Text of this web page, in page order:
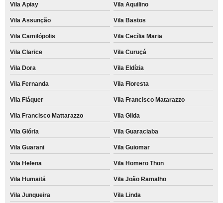
Vila Apiay Vila Aquilino
Vila Assunção Vila Bastos
Vila Camilópolis Vila Cecília Maria
Vila Clarice Vila Curuçá
Vila Dora Vila Eldízia
Vila Fernanda Vila Floresta
Vila Fláquer Vila Francisco Matarazzo
Vila Francisco Mattarazzo Vila Gilda
Vila Glória Vila Guaraciaba
Vila Guarani Vila Guiomar
Vila Helena Vila Homero Thon
Vila Humaitá Vila João Ramalho
Vila Junqueira Vila Linda